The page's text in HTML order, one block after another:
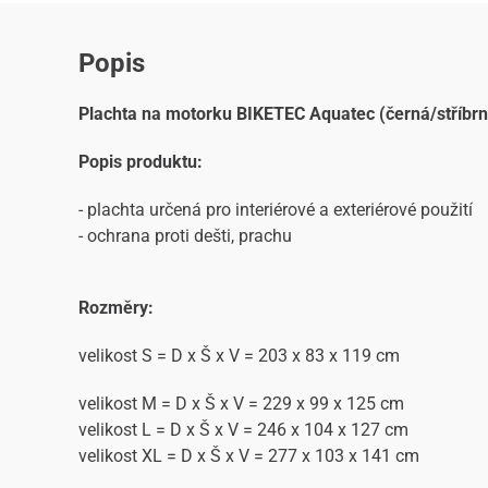
Popis
Plachta na motorku BIKETEC Aquatec (černá/
Popis produktu:
- plachta určená pro interiérové a exteriérové použití
- ochrana proti dešti, prachu
Rozměry:
velikost S = D x Š x V = 203 x 83 x 119 cm
velikost M = D x Š x V = 229 x 99 x 125 cm
velikost L = D x Š x V = 246 x 104 x 127 cm
velikost XL = D x Š x V = 277 x 103 x 141 cm